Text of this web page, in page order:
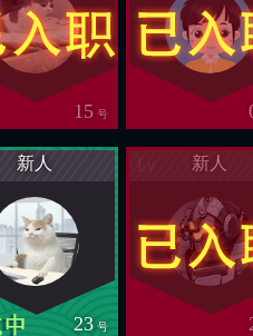
15 号
新人
23 号
新人